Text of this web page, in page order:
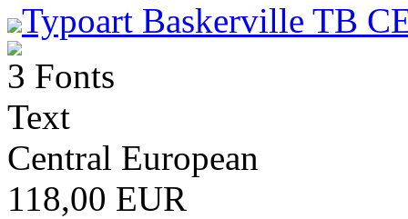
Typoart Baskerville TB
3 Fonts
Text
Central European
118,00 EUR